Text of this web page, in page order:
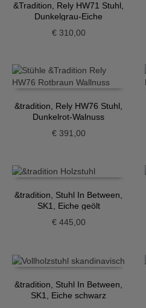
&Tradition, Rely HW71 Stuhl,
Dunkelgrau-Eiche
€310,00
&tradition, Rely HW76 Stuhl,
Dunkelrot-Walnuss
€391,00
&tradition, Stuhl In Between,
SK1, Eiche geölt
€445,00
&tradition, Stuhl In Between,
SK1, Eiche schwarz